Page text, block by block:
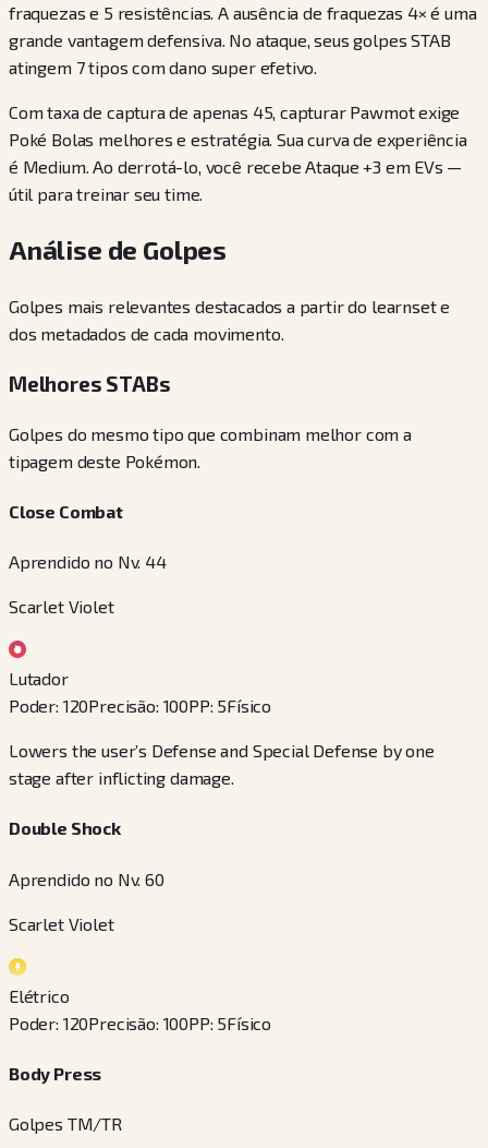
fraquezas e 5 resistências. A ausência de fraquezas 4× é uma
grande vantagem defensiva. No ataque, seus golpes STAB
atingem 7 tipos com dano super efetivo.
Com taxa de captura de apenas 45, capturar Pawmot exige
Poké Bolas melhores e estratégia. Sua curva de experiência
é Medium. Ao derrotá-lo, você recebe Ataque +3 em EVs —
útil para treinar seu time.
Análise de Golpes
Golpes mais relevantes destacados a partir do learnset e
dos metadados de cada movimento.
Melhores STABs
Golpes do mesmo tipo que combinam melhor com a
tipagem deste Pokémon.
Close Combat
Aprendido no Nv. 44
Scarlet Violet
Lutador
Poder: 120Precisão: 100PP: 5Físico
Lowers the user’s Defense and Special Defense by one
stage after inflicting damage.
Double Shock
Aprendido no Nv. 60
Scarlet Violet
Elétrico
Poder: 120Precisão: 100PP: 5Físico
Body Press
Golpes TM/TR